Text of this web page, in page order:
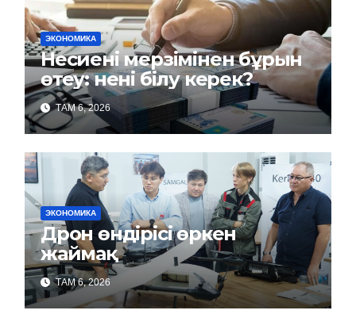
ЭКОНОМИКА
Несиені мерзімінен бұрын
өтеу: нені білу керек?
ТАМ 6, 2026
ЭКОНОМИКА
Дрон өндірісі өркен
жаймақ
ТАМ 6, 2026